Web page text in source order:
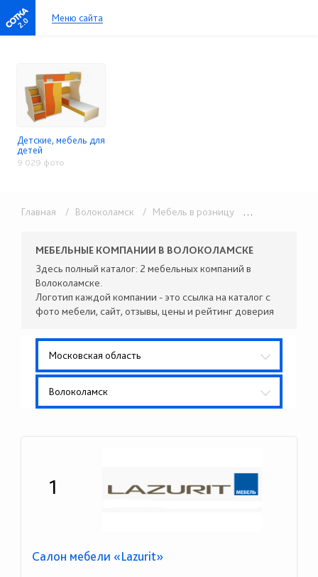
2.0 Меню сайта
Детские, мебель для
детей
9 029 фото
Главная / Волоколамск / Мебель в розницу
МЕБЕЛЬНЫЕ КОМПАНИИ В ВОЛОКОЛАМСКЕ
Здесь полный каталог: 2 мебельных компаний в
Волоколамске.
Логотип каждой компании - это ссылка на каталог с
фото мебели, сайт, отзывы, цены и рейтинг доверия
Московская область
Волоколамск
1
Салон мебели «Lazurit»